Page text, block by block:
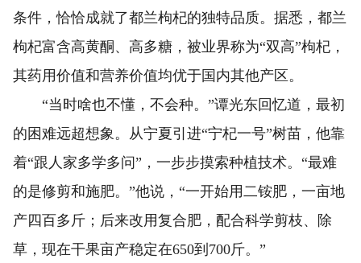
条件，恰恰成就了都兰枸杞的独特品质。据悉，都兰
枸杞富含高黄酮、高多糖，被业界称为“双高”枸杞，
其药用价值和营养价值均优于国内其他产区。
“当时啥也不懂，不会种。”谭光东回忆道，最初
的困难远超想象。从宁夏引进“宁杞一号”树苗，他靠
着“跟人家多学多问”，一步步摸索种植技术。“最难
的是修剪和施肥。”他说，“一开始用二铵肥，一亩地
产四百多斤；后来改用复合肥，配合科学剪枝、除
草，现在干果亩产稳定在650到700斤。”